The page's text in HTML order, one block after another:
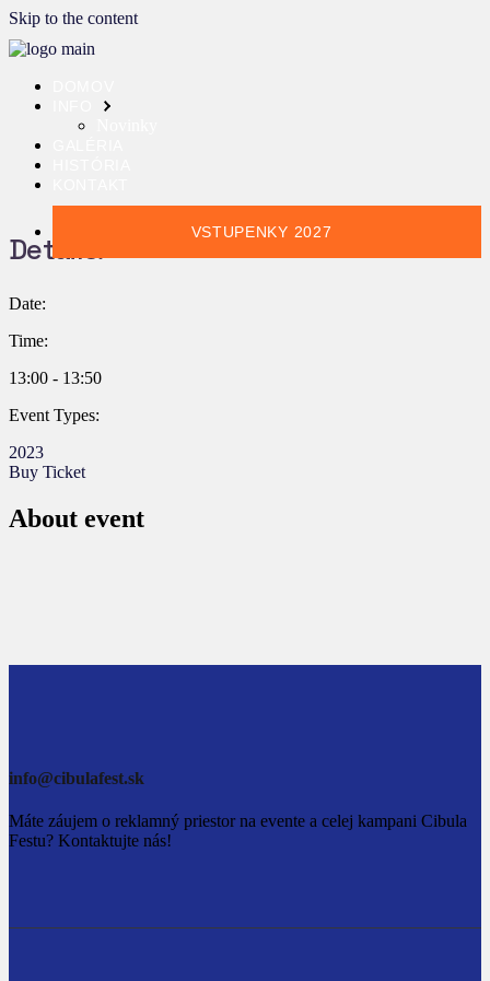
Skip to the content
VSTUPENKY 2027
Details:
Date:
Time:
13:00 - 13:50
Event Types:
2023
Buy Ticket
About event
info@cibulafest.sk
Máte záujem o reklamný priestor na evente a celej kampani Cibula
Festu? Kontaktujte nás!